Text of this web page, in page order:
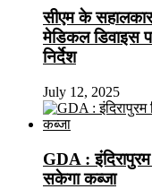
सीएम के
मेडिकल डिवाइस
निर्देश
July 12, 2025
GDA :
सकेगा कब्जा